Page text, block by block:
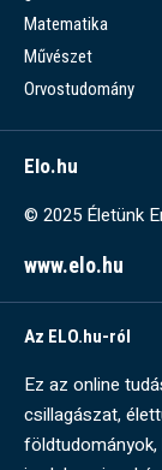
Matematika
Művészet
Orvostudomány
Elo.hu
© 2025 Életünk
www.elo.hu
Az ELO.hu-ról
Ez az online
csillagászat,